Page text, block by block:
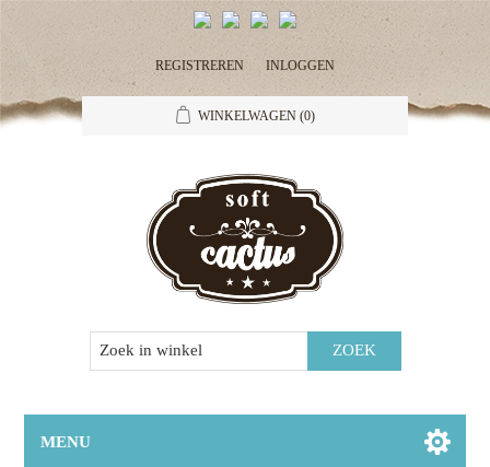
REGISTREREN INLOGGEN
WINKELWAGEN (0)
MENU